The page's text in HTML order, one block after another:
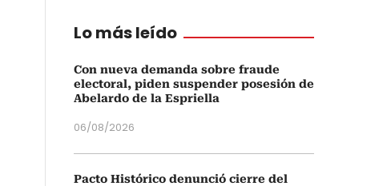
Lo más leído
Con nueva demanda sobre fraude
electoral, piden suspender posesión de
Abelardo de la Espriella
06/08/2026
Pacto Histórico denunció cierre del